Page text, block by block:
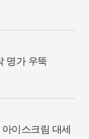
명가 우뚝
이스크림 대세